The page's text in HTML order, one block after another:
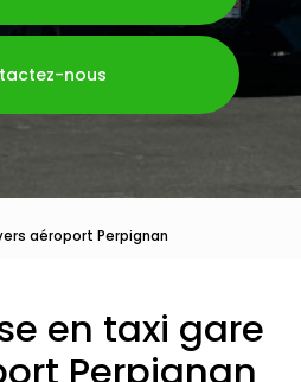
nous
aéroport Perpignan
en taxi gare
Perpignan